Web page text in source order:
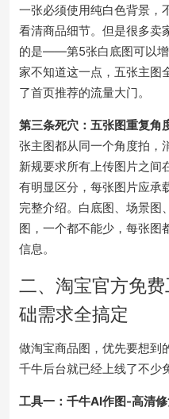
一张必须使用纯白色背景，
看清商品细节。 但是很多卖
的是——第5张白底图可以
家不知道这一点，五张主图
了首页推荐的流量大门。
第三条死穴：五张图重复角
张主图都从同一个角度拍，
新规要求所有上传图片之间
有明显区分，每张图片应承
完整介绍。 白底图、场景图
图，一个都不能少，每张图
信息。
二、淘宝官方免
础需求全搞定
做淘宝商品图，优先要想到
千牛后台就已经上线了不少
工具一：千牛AI作图-高清